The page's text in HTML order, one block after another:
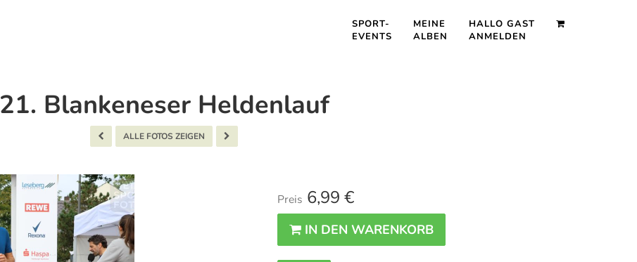
SPORT-
EVENTS
MEINE
ALBEN
HALLO GAST
ANMELDEN
21. Blankeneser Heldenlauf
ALLE FOTOS ZEIGEN
Preis 6,99 €
IN DEN WARENKORB